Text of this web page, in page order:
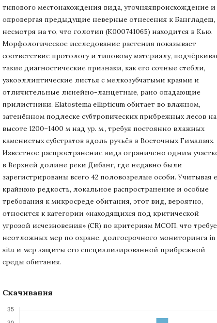
типового местонахождения вида, уточняяпроисхождение и
опровергая предыдущие неверные отнесения к Бангладеш,
несмотря на то, что голотип (K000741065) находится в Кью.
Морфологическое исследование растения показывает
соответствие протологу и типовому материалу,
такие диагностические признаки, как его сочные стебли,
узкоэллиптические листья с мелкозубчатыми краями и
отличительные линейно-ланцетные, рано опадающие
прилистники. Elatostema ellipticum обитает во влажном,
затенённом подлеске субтропических прибрежных лесов на
высоте 1200–1400 м над ур. м., требуя постоянно влажных
каменистых субстратов вдоль ручьёв в Восточных Гималаях.
Известное распространение вида ограничено одним
в Верхней долине реки Дибанг, где недавно были
зарегистрированы всего 42 половозрелые особи. Учитывая
крайнюю редкость, локальное распространение и особые
требования к микросреде обитания, этот вид, вероятно,
относится к категории «находящихся под критической
угрозой исчезновения» (CR) по критериям МСОП, что
неотложных мер по охране, долгосрочного мониторинга in
situ и мер защиты его специализированной прибрежной
среды обитания.
Скачивания